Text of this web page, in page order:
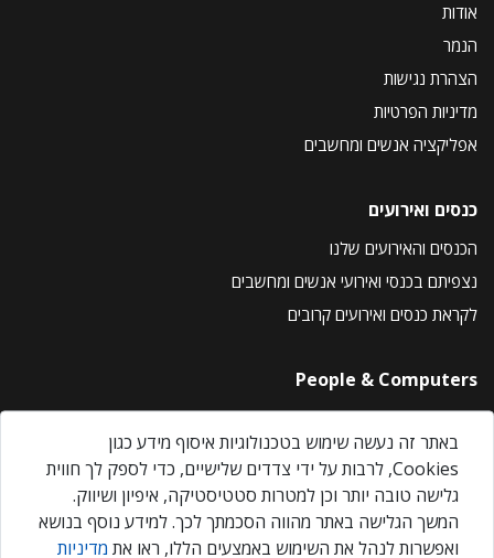
אודות
הנמר
הצהרת נגישות
מדיניות הפרטיות
אפליקציה אנשים ומחשבים
כנסים ואירועים
הכנסים והאירועים שלנו
נצפיתם בכנסי ואירועי אנשים ומחשבים
לקראת כנסים ואירועים קרובים
People & Computers
About Us
Privacy Policy
Contact Us
Our Events
באתר זה נעשה שימוש בטכנולוגיות איסוף מידע כגון
Cookies, לרבות על ידי צדדים שלישיים, כדי לספק לך חווית
גלישה טובה יותר וכן למטרות סטטיסטיקה, איפיון ושיווק.
המשך הגלישה באתר מהווה הסכמתך לכך. למידע נוסף בנושא
ואפשרות לנהל את השימוש באמצעים הללו, ראו את מדיניות